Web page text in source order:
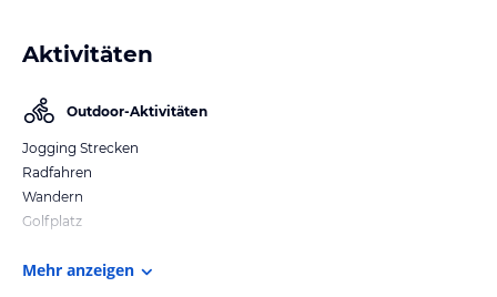
Aktivitäten
Outdoor-Aktivitäten
Jogging Strecken
Radfahren
Wandern
Golfplatz
Mehr anzeigen